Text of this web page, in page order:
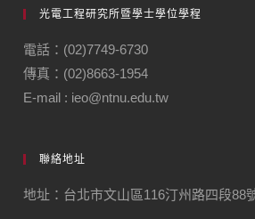
光電工程研究所暨學士學位學程
電話：(02)7749-6730
傳真：(02)8663-1954
E-mail : ieo@ntnu.edu.tw
聯絡地址
地址：台北市文山區116汀州路四段88